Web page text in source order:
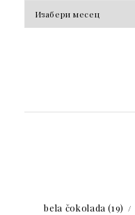
bela čokolada (19)